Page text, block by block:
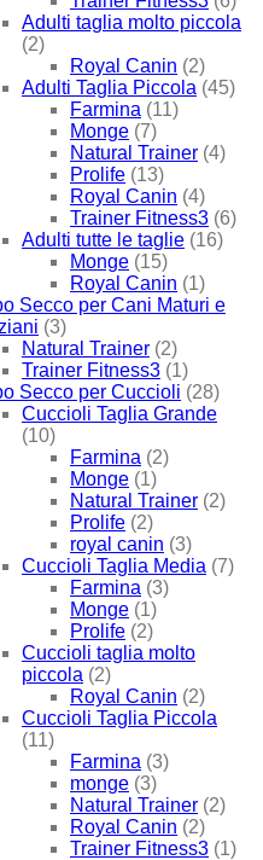
Adulti taglia molto piccola
(2)
Royal Canin (2)
Adulti Taglia Piccola (45)
Farmina (11)
Monge (7)
Natural Trainer (4)
Prolife (13)
Royal Canin (4)
Trainer Fitness3 (6)
Adulti tutte le taglie (16)
Monge (15)
Royal Canin (1)
Secco per Cani Maturi e
(3)
Natural Trainer (2)
Trainer Fitness3 (1)
Secco per Cuccioli (28)
Cuccioli Taglia Grande
(10)
Farmina (2)
Monge (1)
Natural Trainer (2)
Prolife (2)
royal canin (3)
Cuccioli Taglia Media (7)
Farmina (3)
Monge (1)
Prolife (2)
Cuccioli taglia molto
piccola (2)
Royal Canin (2)
Cuccioli Taglia Piccola
(11)
Farmina (3)
monge (3)
Natural Trainer (2)
Royal Canin (2)
Trainer Fitness3 (1)